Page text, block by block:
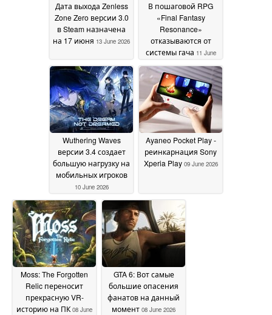
Дата выхода Zenless
Zone Zero версии 3.0
в Steam назначена
на 17 июня 13 June 2026
В пошаговой RPG
«Final Fantasy
Resonance»
отказываются от
системы гача 11 June
2026
Wuthering Waves
версии 3.4 создает
большую нагрузку на
мобильных игроков
10 June 2026
Ayaneo Pocket Play -
реинкарнация Sony
Xperia Play 09 June 2026
Moss: The Forgotten
Relic переносит
прекрасную VR-
историю на ПК08 June
GTA 6: Вот самые
большие опасения
фанатов на данный
момент 08 June 2026